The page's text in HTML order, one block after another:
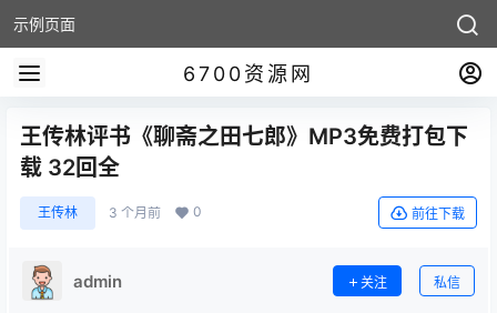
示例页面
6700资源网
王传林评书《聊斋之田七郎》MP3免费打包下
载 32回全
王传林 3 个月前 0 前往下载
admin 关注 私信